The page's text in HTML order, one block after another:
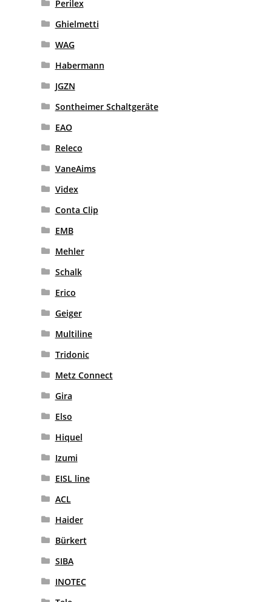
Perilex
Ghielmetti
WAG
Habermann
JGZN
Sontheimer Schaltgeräte
EAO
Releco
VaneAims
Videx
Conta Clip
EMB
Mehler
Schalk
Erico
Geiger
Multiline
Tridonic
Metz Connect
Gira
Elso
Hiquel
Izumi
EISL line
ACL
Haider
Bürkert
SIBA
INOTEC